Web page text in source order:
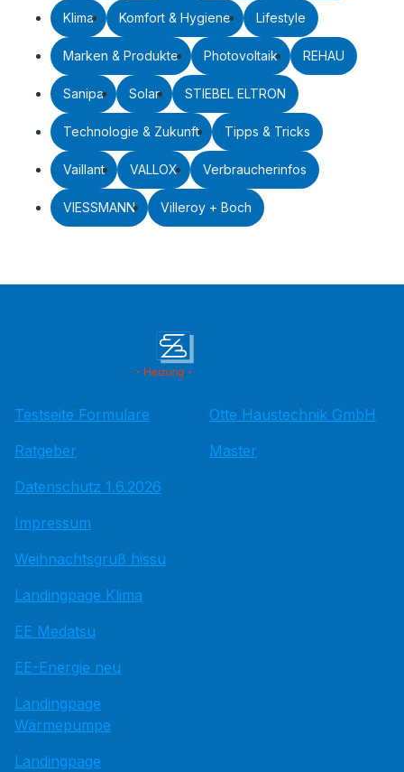
Klima Komfort & Hygiene Lifestyle
Marken & Produkte Photovoltaik REHAU
Sanipa Solar STIEBEL ELTRON
Technologie & Zukunft Tipps & Tricks
Vaillant VALLOX Verbraucherinfos
VIESSMANN Villeroy + Boch
Testseite Formulare
Ratgeber
Datenschutz 1.6.2026
Impressum
Weihnachtsgruß hissu
Landingpage Klima
EE Medatsu
EE-Energie neu
Landingpage
Wärmepumpe
Landingpage
Otte Haustechnik GmbH
Master